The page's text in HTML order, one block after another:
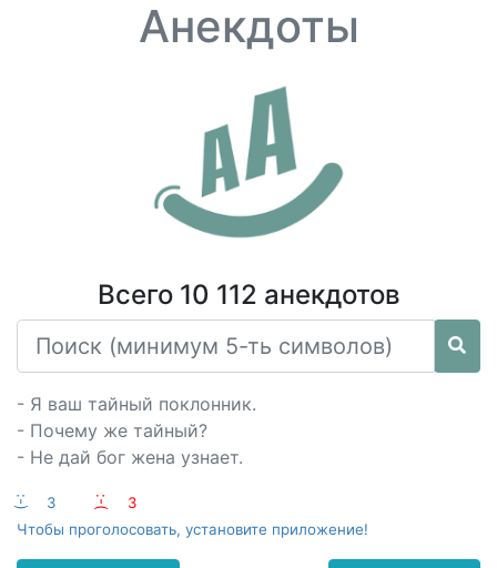
Анекдоты
Всего 10 112 анекдотов
- Я ваш тайный поклонник.
- Почему же тайный?
- Не дай бог жена узнает.
:-) 3 :-(
3
Чтобы проголосовать, установите приложение!